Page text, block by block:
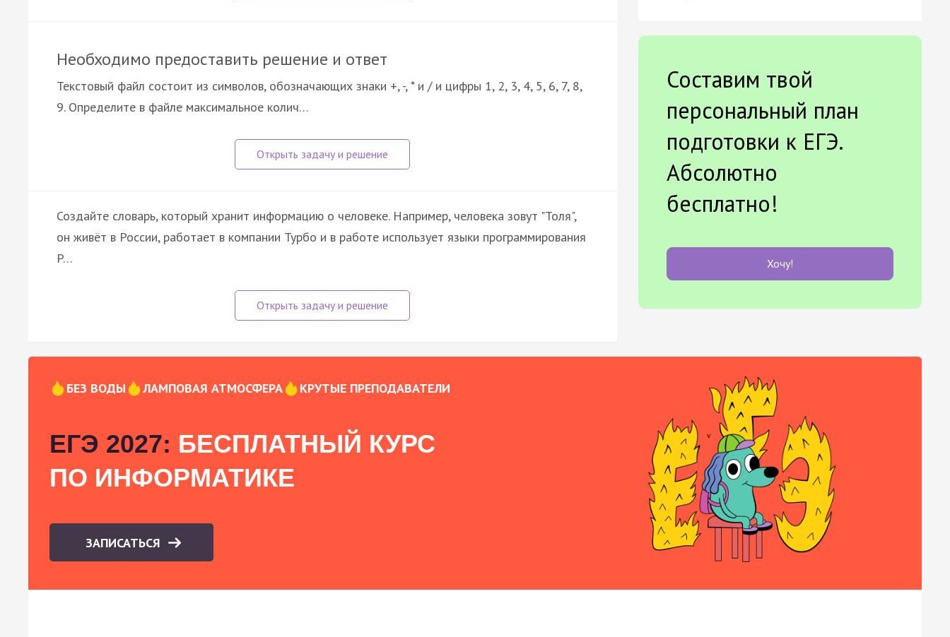
Необходимо предоставить решение и ответ
Текстовый файл состоит из символов, обозначающих знаки +, -, * и / и цифры 1, 2, 3, 4, 5, 6, 7, 8,
9. Определите в файле максимальное колич…
Создайте словарь, который хранит информацию о человеке. Например, человека зовут "Толя",
он живёт в России, работает в компании Турбо и в работе использует языки программирования
P…
Составим твой
персональный план
подготовки к ЕГЭ.
Абсолютно
бесплатно!
Хочу!
БЕЗ ВОДЫ ЛАМПОВАЯ АТМОСФЕРА КРУТЫЕ ПРЕПОДАВАТЕЛИ
ЕГЭ 2027: БЕСПЛАТНЫЙ КУРС
ПО ИНФОРМАТИКЕ
ЗАПИСАТЬСЯ